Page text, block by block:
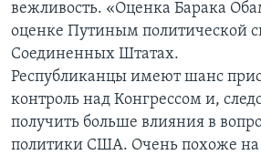
вежливость. «Оценка Барака
оценке Путиным политической
Соединенных Штатах.
Республиканцы имеют шанс
контроль над Конгрессом и,
получить больше влияния в
политики США. Очень похоже на